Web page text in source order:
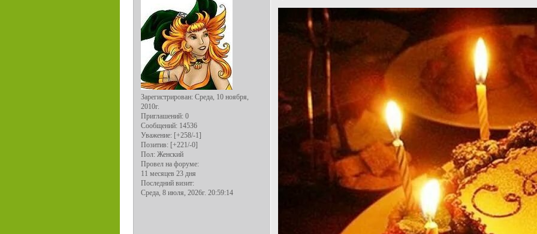
Зарегистрирован: Среда, 10 ноября,
2010г.
Приглашений: 0
Сообщений: 14536
Уважение: [+258/-1]
Позитив: [+221/-0]
Пол: Женский
Провел на форуме:
11 месяцев 23 дня
Последний визит:
Среда, 8 июля, 2026г. 20:59:14